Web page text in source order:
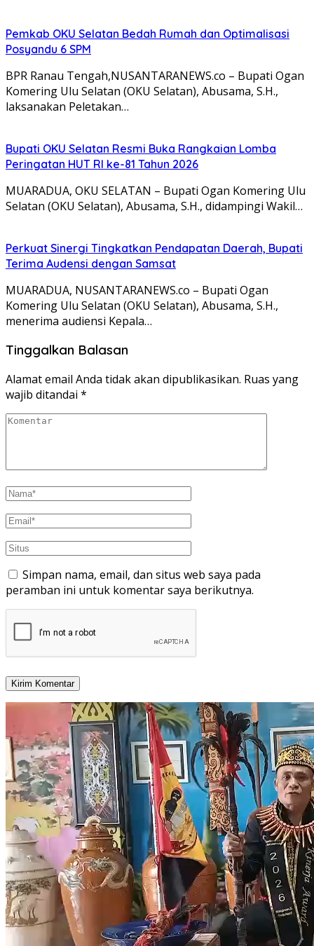
Pemkab OKU Selatan Bedah Rumah dan Optimalisasi
Posyandu 6 SPM
BPR Ranau Tengah,NUSANTARANEWS.co – Bupati Ogan
Komering Ulu Selatan (OKU Selatan), Abusama, S.H.,
laksanakan Peletakan…
Bupati OKU Selatan Resmi Buka Rangkaian Lomba
Peringatan HUT RI ke-81 Tahun 2026
MUARADUA, OKU SELATAN – Bupati Ogan Komering Ulu
Selatan (OKU Selatan), Abusama, S.H., didampingi Wakil…
Perkuat Sinergi Tingkatkan Pendapatan Daerah, Bupati
Terima Audensi dengan Samsat
MUARADUA, NUSANTARANEWS.co – Bupati Ogan
Komering Ulu Selatan (OKU Selatan), Abusama, S.H.,
menerima audiensi Kepala…
Tinggalkan Balasan
Alamat email Anda tidak akan dipublikasikan. Ruas yang
wajib ditandai *
Simpan nama, email, dan situs web saya pada
peramban ini untuk komentar saya berikutnya.